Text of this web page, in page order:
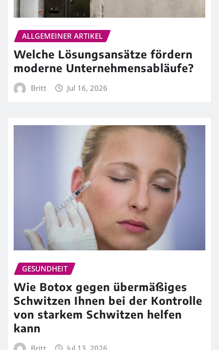
ALLGEMEINER ARTIKEL
Welche Lösungsansätze fördern
moderne Unternehmensabläufe?
Britt Jul 16, 2026
GESUNDHEIT
Wie Botox gegen übermäßiges
Schwitzen Ihnen bei der Kontrolle
von starkem Schwitzen helfen
kann
Britt Jul 13, 2026